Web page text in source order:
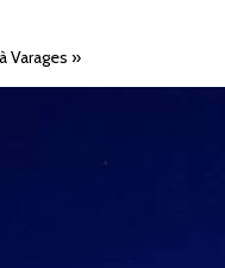
Varages »